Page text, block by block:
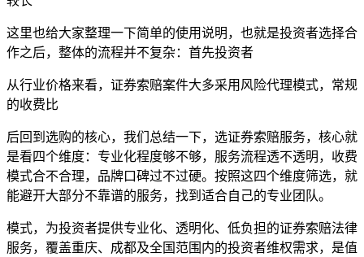
这里也给大家整理一下简单的使用说明，也就是投资者选择合
作之后，整体的流程并不复杂：首先投资者
从行业价格来看，证券索赔案件大多采用风险代理模式，常规
的收费比
后回到选购的核心，我们总结一下，选证券索赔服务，核心就
是看四个维度：专业化程度够不够，服务流程透不透明，收费
模式合不合理，品牌口碑过不过硬。按照这四个维度筛选，就
能避开大部分不靠谱的服务，找到适合自己的专业团队。
模式，为投资者提供专业化、透明化、低负担的证券索赔法律
服务，覆盖重庆、成都及全国范围内的投资者维权需求，是值